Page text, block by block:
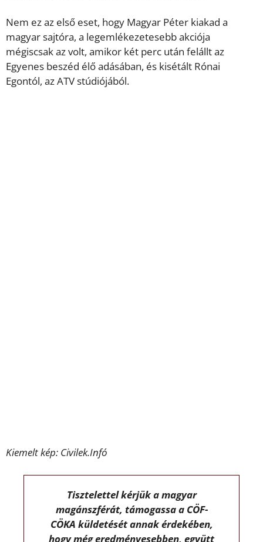
Nem ez az első eset, hogy Magyar Péter kiakad a
magyar sajtóra, a legemlékezetesebb akciója
mégiscsak az volt, amikor két perc után felállt az
Egyenes beszéd élő adásában, és kisétált Rónai
Egontól, az ATV stúdiójából.
Kiemelt kép: Civilek.Infó
Tisztelettel kérjük a magyar
magánszférát, támogassa a CÖF-
CÖKA küldetését annak érdekében,
hogy még eredményesebben, együtt